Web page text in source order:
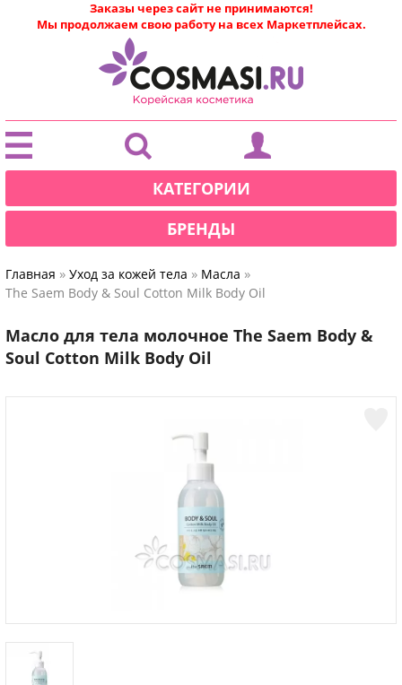
|
Заказы через сайт не принимаются!
Мы продолжаем свою работу на всех Маркетплейсах.
КАТЕГОРИИ
БРЕНДЫ
Главная » Уход за кожей тела » Масла »
The Saem Body & Soul Cotton Milk Body Oil
Масло для тела молочное The Saem Body &
Soul Cotton Milk Body Oil